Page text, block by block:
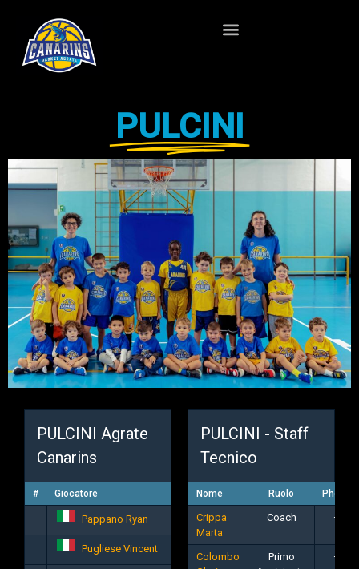
PULCINI
PULCINI Agrate
Canarins
# Giocatore
Pappano Ryan
Pugliese Vincent
PULCINI - Staff
Tecnico
Nome Ruolo Phone
Crippa
Marta
Coach —
Colombo
Primo
—